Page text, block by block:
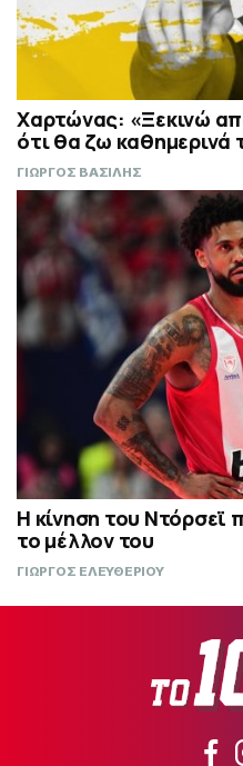
Χαρτώνας: «Ξεκινώ
ότι θα ζω καθημερινά
ΓΙΩΡΓΟΣ ΒΑΣΙΛΗΣ
Η κίνηση του Ντόρσεϊ
το μέλλον του
ΓΙΩΡΓΟΣ ΕΛΕΥΘΕΡΙΟΥ